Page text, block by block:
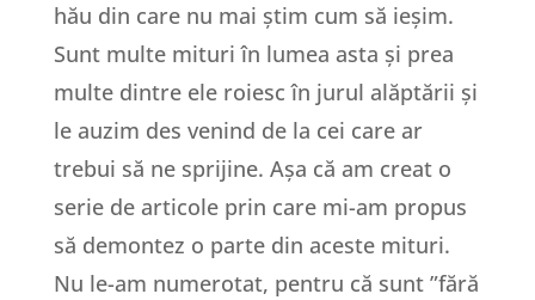
hău din care nu mai știm cum să ieșim.
Sunt multe mituri în lumea asta și prea
multe dintre ele roiesc în jurul alăptării și
le auzim des venind de la cei care ar
trebui să ne sprijine. Așa că am creat o
serie de articole prin care mi-am propus
să demontez o parte din aceste mituri.
Nu le-am numerotat, pentru că sunt ”fără